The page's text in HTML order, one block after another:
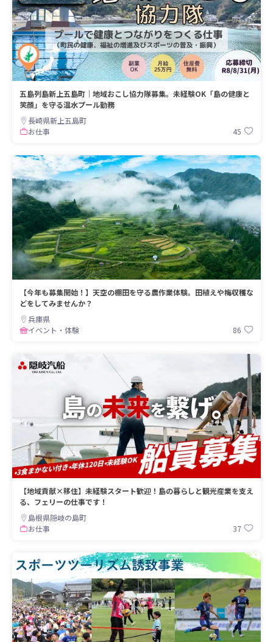
五島列島新上五島町｜地域おこし協力隊募集。未経験OK「島の健康と
笑顔」を守る温水プール勤務
長崎県新上五島町
お仕事
45
【今年も募集開始！】天空の棚田を守る農作業体験。田植えや梅収穫な
どをしてみませんか？
兵庫県
イベント・体験
86
【地域貢献×移住】未経験スタート歓迎！島の暮らしと観光産業を支え
る、フェリーの仕事です！
島根県隠岐の島町
お仕事
37